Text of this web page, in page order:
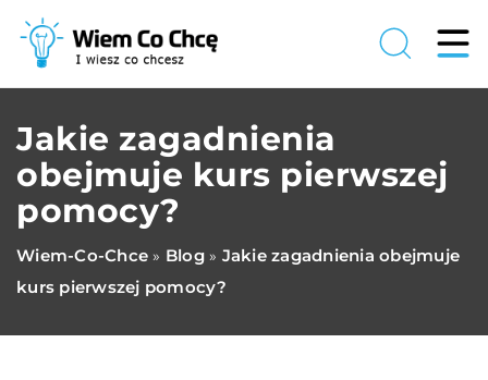
Jakie zagadnienia
obejmuje kurs pierwszej
pomocy?
Wiem-Co-Chce » Blog» Jakie zagadnienia obejmuje
kurs pierwszej pomocy?